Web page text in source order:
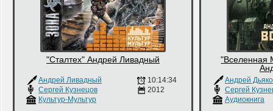
"Сталтех" Андрей Ливадный
Андрей Ливадный
Сергей Кузнецов
Культур-Мультур
10:14:34
2012
"Вселенная
Андрей
Сергей
Аудиокнига